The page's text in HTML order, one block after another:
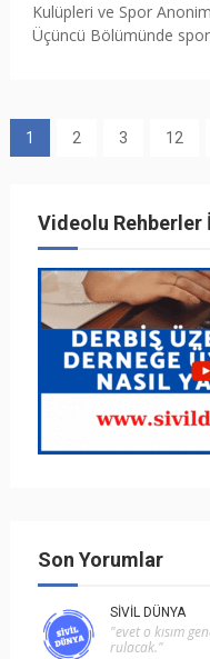
Kulüpleri ve Spor
Üçüncü Bölümünde
1 2 3 12
Videolu Rehberler
Son Yorumlar
SIVIL DÜNYA
"evet o kısım
rulacak."